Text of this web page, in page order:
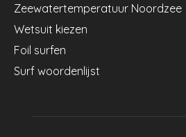
Zeewatertemperatuur Noordzee
Wetsuit kiezen
Foil surfen
Surf woordenlijst